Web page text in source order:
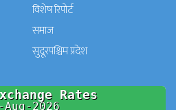
विशेष रिपोर्ट
समाज
सुदूरपश्चिम प्रदेश